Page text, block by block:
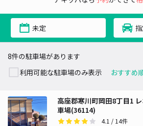
未定
8件の駐車場があります
利用可能な駐車場のみ表示
高座郡寒川町岡田8丁目1
車場(36114)
4.1 / 14件